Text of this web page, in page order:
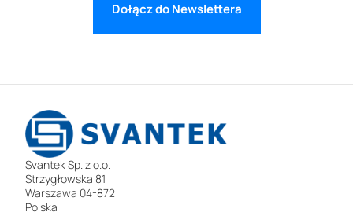
Dołącz do Newslettera
Svantek Sp. z o.o.
Strzygłowska 81
Warszawa 04-872
Polska